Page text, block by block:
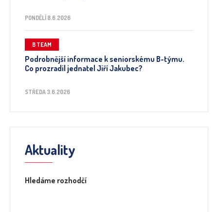
PONDĚLÍ 8.6.2026
B TEAM
Podrobnější informace k seniorskému B-týmu.
Co prozradil jednatel Jiří Jakubec?
STŘEDA 3.6.2026
Aktuality
Hledáme rozhodčí